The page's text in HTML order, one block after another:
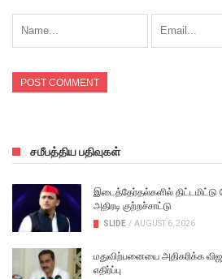
சமீபத்திய பதிவுகள்
இடைத்தேர்தல்களில்
அதிரடி குற்றச்சாட்டு
SLIDE / AUGUST 6, 2026
மதுவிற்பனையை அதிகரிக்க
எதிர்ப்பு